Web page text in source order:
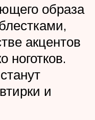
образа
акцентов
ноготков.
и